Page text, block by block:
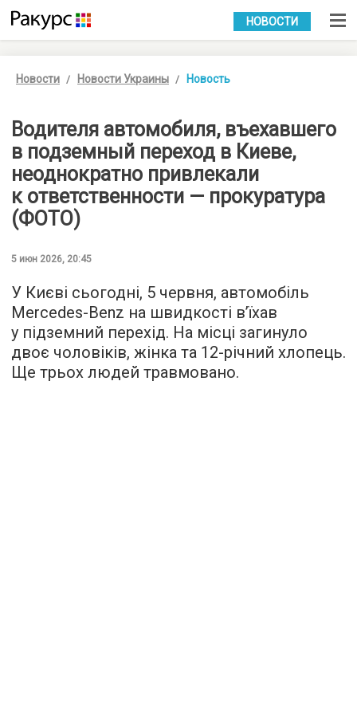
УКР РУС
НОВОСТИ
Новости Новости Украины Новость
Водителя автомобиля, въехавшего
в подземный переход в Киеве,
неоднократно привлекали
к ответственности — прокуратура
(ФОТО)
5 июн 2026, 20:45
У Києві сьогодні, 5 червня, автомобіль
Mercedes-Benz на швидкості в’їхав
у підземний перехід. На місці загинуло
двоє чоловіків, жінка та 12-річний хлопець.
Ще трьох людей травмовано.